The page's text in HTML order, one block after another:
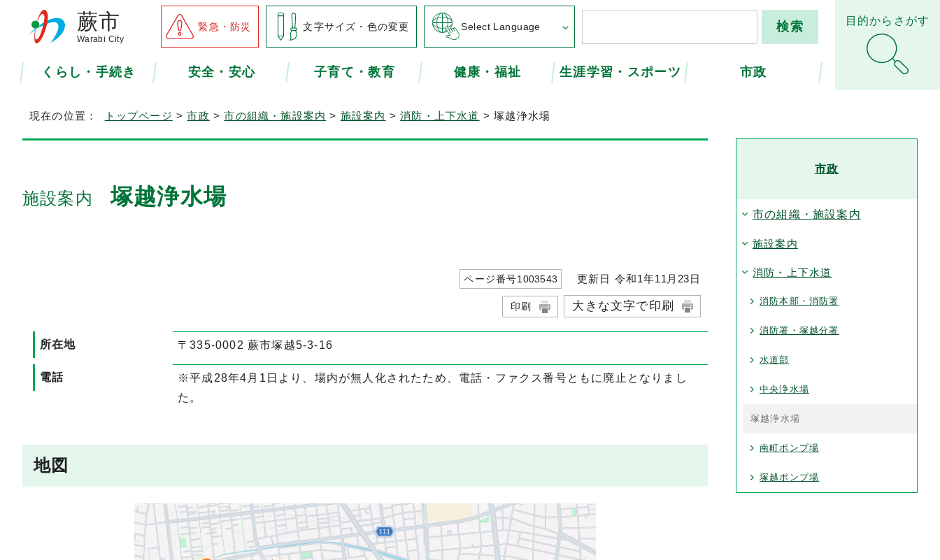
蕨市
Warabi City
緊急・防災 文字サイズ・色の変更 Select Language
くらし・手続き 安全・安心 子育て・教育 健康・福祉 生涯学習・スポーツ 市政
目的からさがす
現在の位置： トップページ >市政 >市の組織・施設案内 > 施設案内 >消防・上下水道 > 塚越浄水場
施設案内塚越浄水場
ページ番号1003543 更新日 令和1年11 月 23日
印刷 大きな文字で印刷
所在地 〒335-0002 蕨市塚越5-3-16
電話
※平成28年4月1日より、場内が無人化されたため、電話・ファクス番号ともに廃止となりまし
た。
地図
市政
市の組織・施設案内
施設案内
消防・上下水道
消防本部・消防署
消防署・塚越分署
水道部
中央浄水場
塚越浄水場
南町ポンプ場
塚越ポンプ場